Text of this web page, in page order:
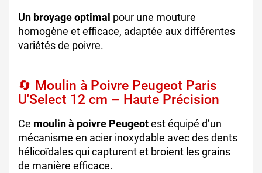
Un broyage optimal pour une mouture
homogène et efficace, adaptée aux différentes
variétés de poivre.
🔄 Moulin à Poivre Peugeot Paris
U'Select 12 cm – Haute Précision
Ce moulin à poivre Peugeotest équipé d’un
mécanisme en acier inoxydable avec des dents
hélicoïdales qui capturent et broient les grains
de manière efficace.